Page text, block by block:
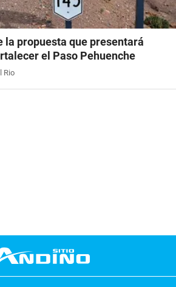
la propuesta que presentará
el Paso Pehuenche
Rio